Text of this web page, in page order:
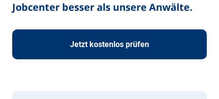
Jobcenter besser als unsere Anwälte.
Jetzt kostenlos prüfen